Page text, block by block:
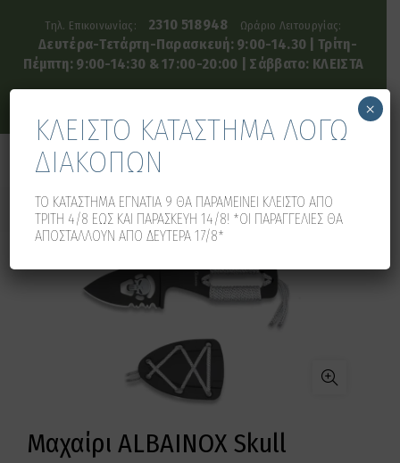
Τηλ. Επικοινωνίας: 2310 518948 Ωράριο Λειτουργίας:
Δευτέρα-Τετάρτη-Παρασκευή: 9:00-14.30 | Τρίτη-
Πέμπτη: 9:00-14:30 & 17:00-20:00 | Σάββατο: ΚΛΕΙΣΤΑ
Μαχαίρι ALBAINOX Skull
ΚΛΕΙΣΤΟ ΚΑΤΑΣΤΗΜΑ ΛΟΓΩ
ΔΙΑΚΟΠΩΝ
ΤΟ ΚΑΤΑΣΤΗΜΑ ΕΓΝΑΤΙΑ 9 ΘΑ ΠΑΡΑΜΕΙΝΕΙ ΚΛΕΙΣΤΟ ΑΠΟ
ΤΡΙΤΗ 4/8 ΕΩΣ ΚΑΙ ΠΑΡΑΣΚΕΥΗ 14/8! *ΟΙ ΠΑΡΑΓΓΕΛΙΕΣ ΘΑ
ΑΠΟΣΤΑΛΛΟΥΝ ΑΠΟ ΔΕΥΤΕΡΑ 17/8*
×